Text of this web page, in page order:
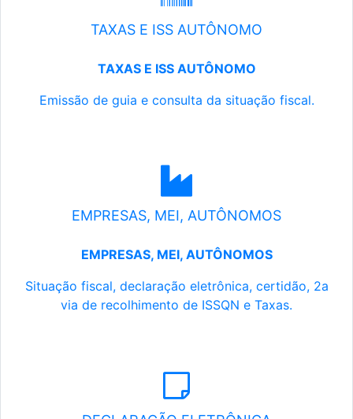
TAXAS E ISS AUTÔNOMO
TAXAS E ISS AUTÔNOMO
Emissão de guia e consulta da situação fiscal.
EMPRESAS, MEI, AUTÔNOMOS
EMPRESAS, MEI, AUTÔNOMOS
Situação fiscal, declaração eletrônica, certidão, 2a
via de recolhimento de ISSQN e Taxas.